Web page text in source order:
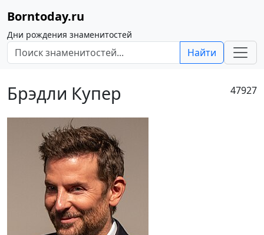
Borntoday.ru
Дни рождения знаменитостей
Найти
Брэдли Купер 47927